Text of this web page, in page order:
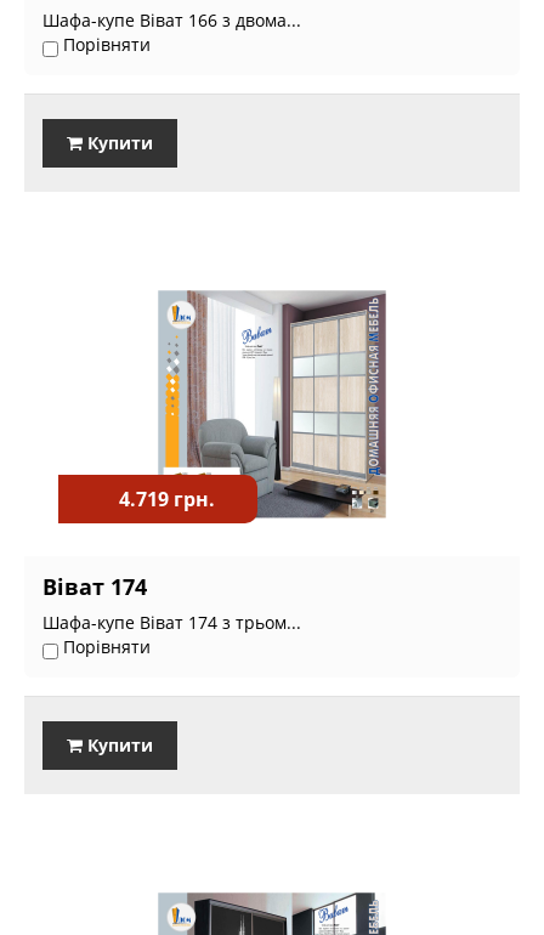
Шафа-купе Віват 166 з двома...
Порівняти
Купити
4.719 грн.
Віват 174
Шафа-купе Віват 174 з трьом...
Порівняти
Купити